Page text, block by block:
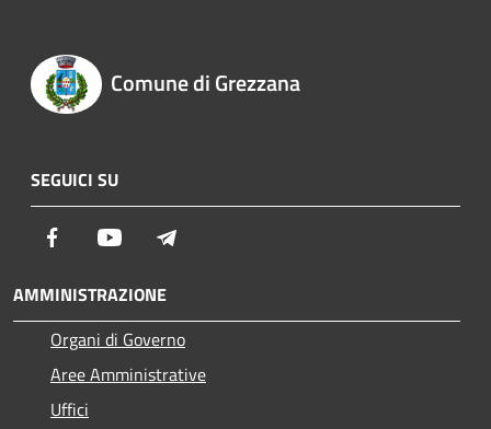
Comune di Grezzana
SEGUICI SU
Facebook Youtube
AMMINISTRAZIONE
Organi di Governo
Aree Amministrative
Uffici